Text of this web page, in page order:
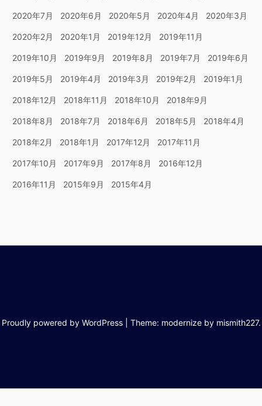
2020年7月 2020年6月 2020年5月 2020年4月 2020年3月
2020年2月 2020年1月 2019年12月 2019年11月
2019年10月 2019年9月 2019年8月 2019年7月 2019年6月
2019年5月 2019年4月 2019年3月 2019年2月 2019年1月
2018年12月 2018年11月 2018年10月 2018年9月
2018年8月 2018年7月 2018年6月 2018年5月 2018年4月
2018年2月 2018年1月 2017年12月 2017年11月
2017年10月 2017年9月 2017年8月 2016年12月
2016年11月 2015年9月 2015年4月
Proudly powered by WordPress Theme: modernize by mismith227.